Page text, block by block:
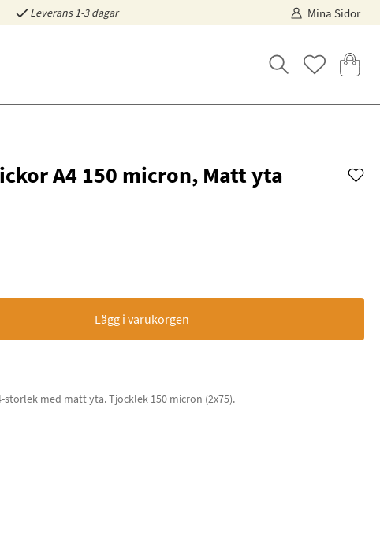
Leverans 1-3 dagar Mina Sidor
A4 150 micron, Matt yta
Lägg i varukorgen
storlek med matt yta. Tjocklek 150 micron (2x75).